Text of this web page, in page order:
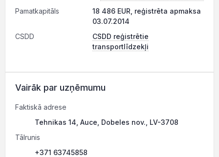
Pamatkapitāls
18 486 EUR, reģistrēta apmaksa
03.07.2014
CSDD
CSDD reģistrētie
transportlīdzekļi
Vairāk par uzņēmumu
Faktiskā adrese
Tehnikas 14, Auce, Dobeles nov., LV-3708
Tālrunis
+371 63745858